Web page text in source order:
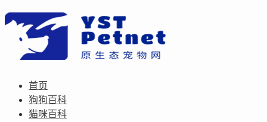
首页
狗狗百科
猫咪百科